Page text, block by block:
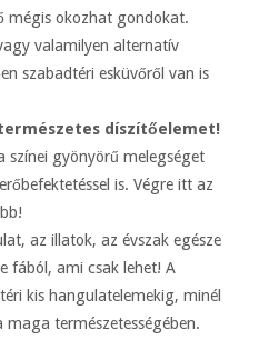
mégis okozhat gondokat.
valamilyen alternatív
szabadtéri esküvőről van is
díszítőelemet!
színei gyönyörű melegséget
is. Végre itt az
az illatok, az évszak egésze
fából, ami csak lehet! A
kis hangulatelemekig, minél
természetességében.